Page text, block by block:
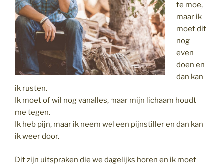
te moe,
maar ik
moet dit
nog
even
doen en
dan kan
ik rusten.
Ik moet of wil nog vanalles, maar mijn lichaam houdt
me tegen.
Ik heb pijn, maar ik neem wel een pijnstiller en dan kan
ik weer door.
Dit zijn uitspraken die we dagelijks horen en ik moet